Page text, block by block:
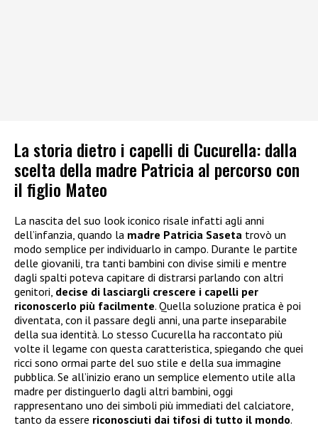
La storia dietro i capelli di Cucurella: dalla
scelta della madre Patricia al percorso con
il figlio Mateo
La nascita del suo look iconico risale infatti agli anni
dell’infanzia, quando la madre Patricia Saseta trovò un
modo semplice per individuarlo in campo. Durante le partite
delle giovanili, tra tanti bambini con divise simili e mentre
dagli spalti poteva capitare di distrarsi parlando con altri
genitori, decise di lasciargli crescere i capelli per
riconoscerlo più facilmente. Quella soluzione pratica è poi
diventata, con il passare degli anni, una parte inseparabile
della sua identità. Lo stesso Cucurella ha raccontato più
volte il legame con questa caratteristica, spiegando che quei
ricci sono ormai parte del suo stile e della sua immagine
pubblica. Se all’inizio erano un semplice elemento utile alla
madre per distinguerlo dagli altri bambini, oggi
rappresentano uno dei simboli più immediati del calciatore,
tanto da essere riconosciuti dai tifosi di tutto il mondo.